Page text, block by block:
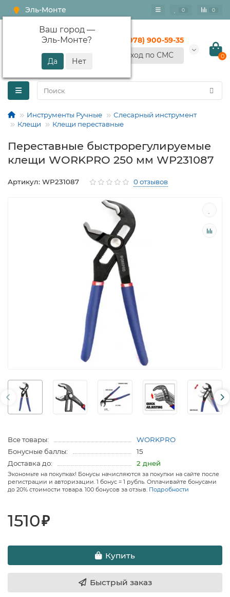
Эль-Монте
Ваш город —
Эль-Монте?
0 0
+7 (978) 900-59-35
Вход по СМС
0
Инструменты Ручные
Слесарный инструмент
Клещи
Клещи переставные
Переставные быстрорегулируемые
клещи WORKPRO 250 мм WP231087
Артикул: WP231087 0 отзывов
Все товары:
WORKPRO
Бонусные баллы:
15
Доставка до:
2 дней
Экономьте на покупках! Бонусы начисляются за покупки на сайте после
регистрации и авторизации. 1 бонус = 1 рубль. Оплачивайте бонусами
до 20% стоимости товара. 100 бонусов за отзыв. Подробности
1510₽
Купить
Быстрый заказ